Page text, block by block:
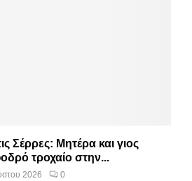
Σέρρες: Μητέρα και γιος
τροχαίο στην...
2026 0